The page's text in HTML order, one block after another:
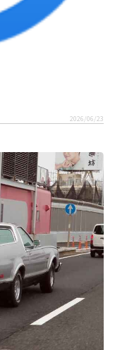
2026/06/23